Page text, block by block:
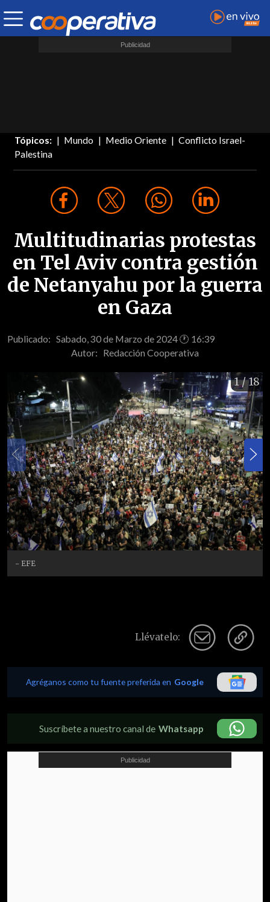
Tópicos: Mundo Medio Oriente
Conflicto Israel-
Palestina
Multitudinarias protestas
en Tel Aviv contra gestión
de Netanyahu por la guerra
en Gaza
Publicado: Sabado, 30 de Marzo de 2024 🕐 16:39
Autor: Redacción Cooperativa
1/ 18
- EFE
Llévatelo:
Agréganos como tu fuente preferida en Google
Suscríbete a nuestro canal de Whatsapp